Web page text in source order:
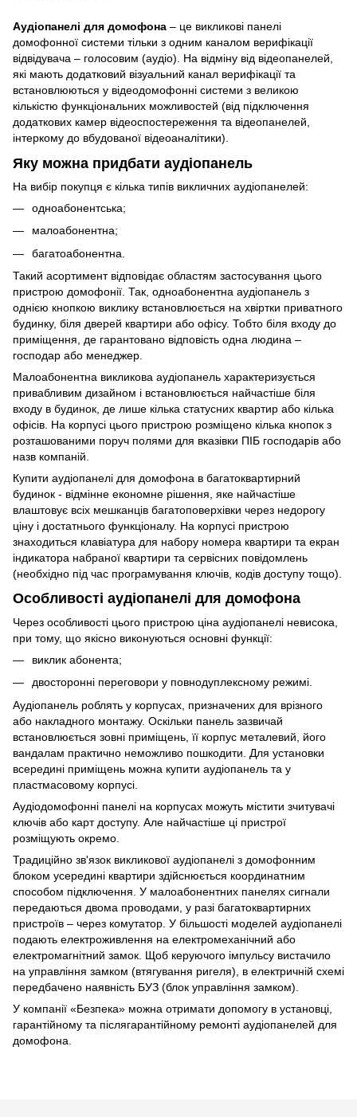
Аудіопанелі для домофона – це викликові панелі
домофонної системи тільки з одним каналом верифікації
відвідувача – голосовим (аудіо). На відміну від відеопанелей,
які мають додатковий візуальний канал верифікації та
встановлюються у відеодомофонні системи з великою
кількістю функціональних можливостей (від підключення
додаткових камер відеоспостереження та відеопанелей,
інтеркому до вбудованої відеоаналітики).
Яку можна придбати аудіопанель
На вибір покупця є кілька типів викличних аудіопанелей:
одноабонентська;
малоабонентна;
багатоабонентна.
Такий асортимент відповідає областям застосування цього
пристрою домофонії. Так, одноабонентна аудіопанель з
однією кнопкою виклику встановлюється на хвіртки приватного
будинку, біля дверей квартири або офісу. Тобто біля входу до
приміщення, де гарантовано відповість одна людина –
господар або менеджер.
Малоабонентна викликова аудіопанель характеризується
привабливим дизайном і встановлюється найчастіше біля
входу в будинок, де лише кілька статусних квартир або кілька
офісів. На корпусі цього пристрою розміщено кілька кнопок з
розташованими поруч полями для вказівки ПІБ господарів або
назв компаній.
Купити аудіопанелі для домофона в багатоквартирний
будинок - відмінне економне рішення, яке найчастіше
влаштовує всіх мешканців багатоповерхівки через недорогу
ціну і достатнього функціоналу. На корпусі пристрою
знаходиться клавіатура для набору номера квартири та екран
індикатора набраної квартири та сервісних повідомлень
(необхідно під час програмування ключів, кодів доступу тощо).
Особливості аудіопанелі для домофона
Через особливості цього пристрою ціна аудіопанелі невисока,
при тому, що якісно виконуються основні функції:
виклик абонента;
двосторонні переговори у повнодуплексному режимі.
Аудіопанель роблять у корпусах, призначених для врізного
або накладного монтажу. Оскільки панель зазвичай
встановлюється зовні приміщень, її корпус металевий, його
вандалам практично неможливо пошкодити. Для установки
всередині приміщень можна купити аудіопанель та у
пластмасовому корпусі.
Аудіодомофонні панелі на корпусах можуть містити зчитувачі
ключів або карт доступу. Але найчастіше ці пристрої
розміщують окремо.
Традиційно зв'язок викликової аудіопанелі з домофонним
блоком усередині квартири здійснюється координатним
способом підключення. У малоабонентних панелях сигнали
передаються двома проводами, у разі багатоквартирних
пристроїв – через комутатор. У більшості моделей аудіопанелі
подають електроживлення на електромеханічний або
електромагнітний замок. Щоб керуючого імпульсу вистачило
на управління замком (втягування ригеля), в електричній схемі
передбачено наявність БУЗ (блок управління замком).
У компанії «Безпека» можна отримати допомогу в установці,
гарантійному та післягарантійному ремонті аудіопанелей для
домофона.